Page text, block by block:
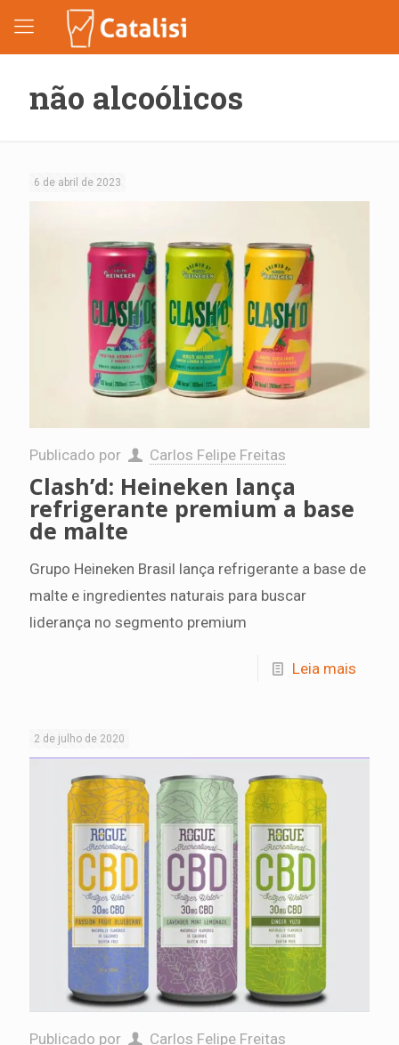
não alcoólicos
6 de abril de 2023
Publicado por Carlos Felipe Freitas
Clash’d: Heineken lança
refrigerante premium a base
de malte
Grupo Heineken Brasil lança refrigerante a base de
malte e ingredientes naturais para buscar
liderança no segmento premium
Leia mais
2 de julho de 2020
Publicado por Carlos Felipe Freitas